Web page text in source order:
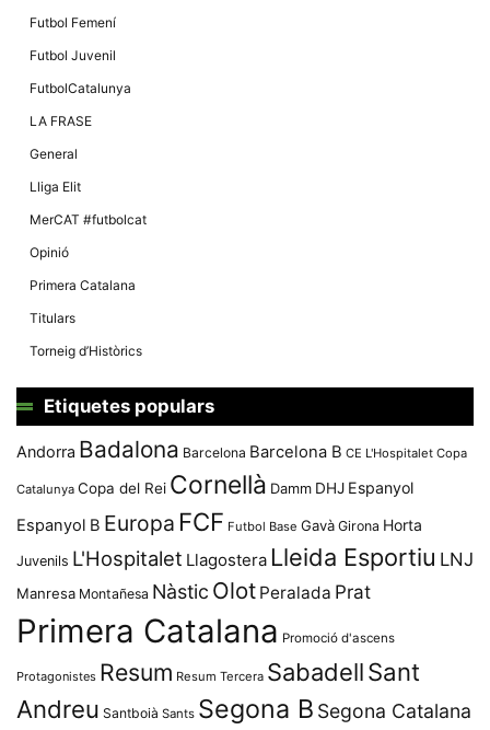
Futbol Femení
Futbol Juvenil
FutbolCatalunya
LA FRASE
General
Lliga Elit
MerCAT #futbolcat
Opinió
Primera Catalana
Titulars
Torneig d’Històrics
Etiquetes populars
Andorra Badalona Barcelona Barcelona B CE L'Hospitalet Copa
Catalunya Copa del Rei Cornellà Damm DHJ Espanyol
Espanyol B Europa FCF Futbol Base Gavà Girona Horta
Juvenils L'Hospitalet Llagostera Lleida Esportiu LNJ
Manresa Montañesa Nàstic Olot Peralada Prat
Primera Catalana Promoció d'ascens
Protagonistes Resum Resum Tercera SabadellSant
Andreu Santboià Sants Segona B Segona Catalana